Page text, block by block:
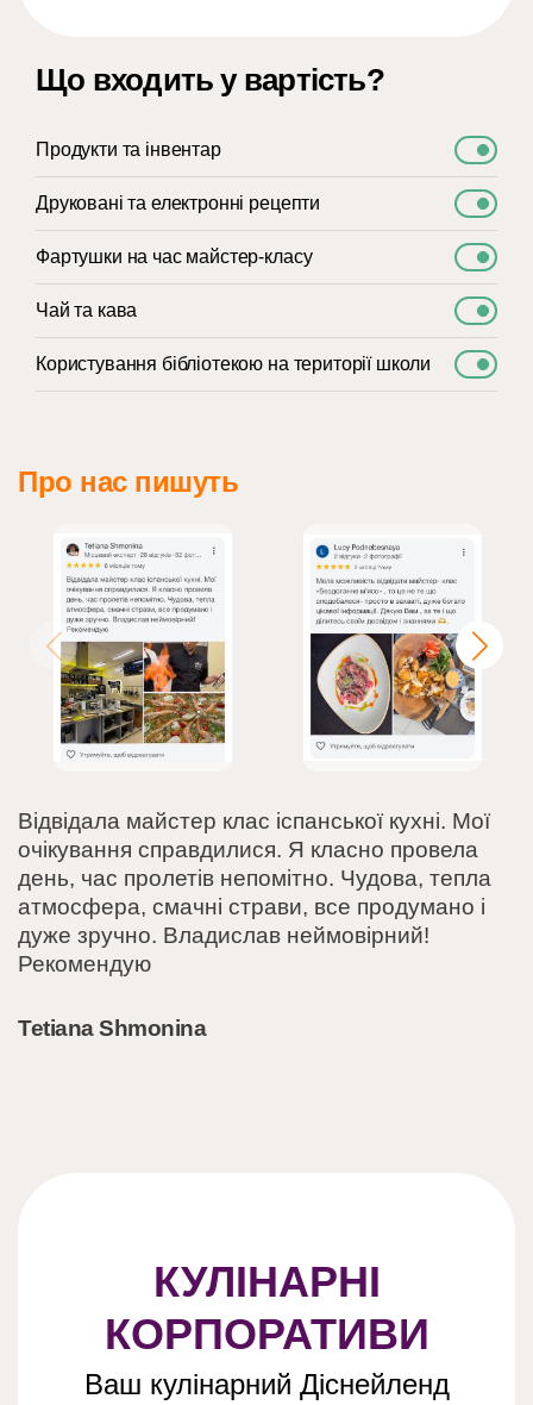
Що входить у вартість?
Продукти та інвентар
Друковані та електронні рецепти
Фартушки на час майстер-класу
Чай та кава
Користування бібліотекою на території школи
Про нас пишуть
Відвідала майстер клас іспанської кухні. Мої
очікування справдилися. Я класно провела
день, час пролетів непомітно. Чудова, тепла
атмосфера, смачні страви, все продумано і
дуже зручно. Владислав неймовірний!
Рекомендую
Tetiana Shmonina
КУЛІНАРНІ
КОРПОРАТИВИ
Ваш кулінарний Діснейленд